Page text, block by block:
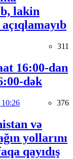
lakin
311
16:00-dan
dək
10:26 376
və
yollarını
qayıdış